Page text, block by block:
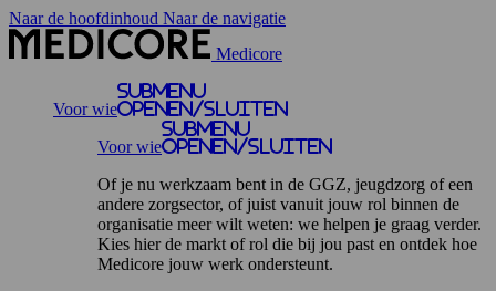
Naar de hoofdinhoud Naar de navigatie
Medicore
Voor wie
Submenu
openen/sluiten
Voor wie
Submenu
openen/sluiten
Of je nu werkzaam bent in de GGZ, jeugdzorg of een
andere zorgsector, of juist vanuit jouw rol binnen de
organisatie meer wilt weten: we helpen je graag verder.
Kies hier de markt of rol die bij jou past en ontdek hoe
Medicore jouw werk ondersteunt.